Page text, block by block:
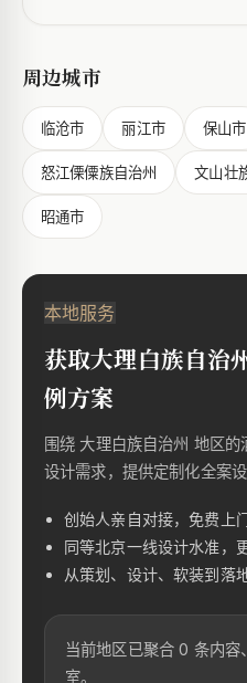
周边城市
临沧市 丽江市 保山市
怒江傈僳族自治州 文山壮
昭通市
本地服务
获取大理白族自治
例方案
围绕 大理白族自治州 地区
设计需求，提供定制化全案设
创始人亲自对接，免费上
同等北京一线设计水准，
从策划、设计、软装到落
当前地区已聚合 0 条内
室。